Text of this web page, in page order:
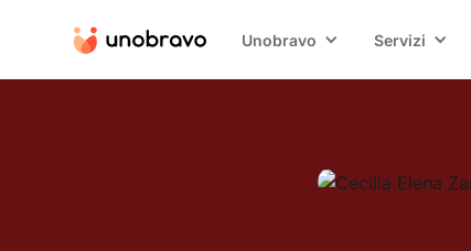
Unobravo Servizi